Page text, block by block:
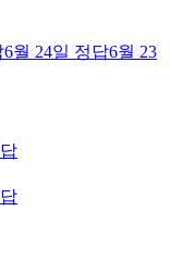
6월 24일 정답6월 23